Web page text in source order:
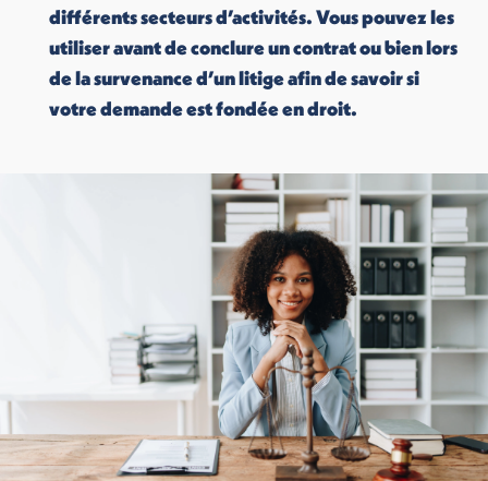
différents secteurs d’activités. Vous pouvez les
utiliser avant de conclure un contrat ou bien lors
de la survenance d’un litige afin de savoir si
votre demande est fondée en droit.